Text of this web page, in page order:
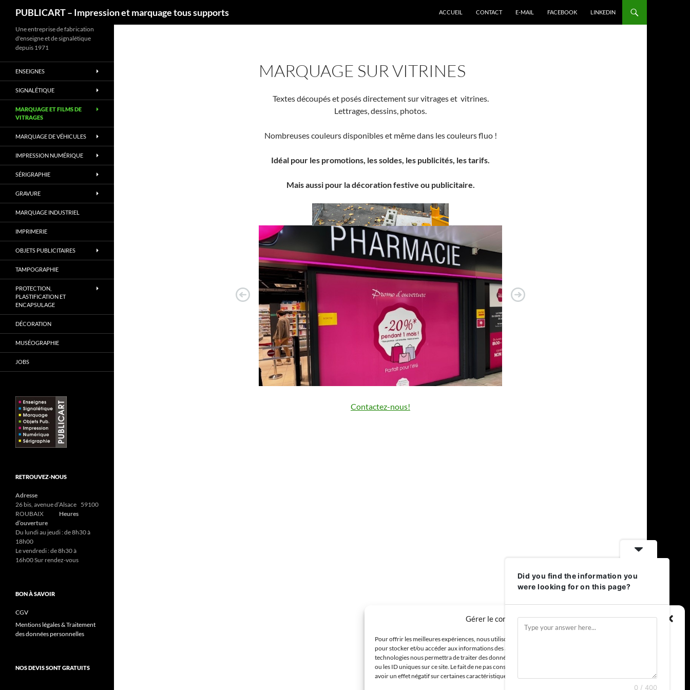
Gérer le consentement aux cookies
Pour offrir les meilleures expériences, nous utilisons des technologies telles que les cookies
pour stocker et/ou accéder aux informations des appareils. Le fait de consentir à ces
technologies nous permettra de traiter des données telles que le comportement de navigation
ou les ID uniques sur ce site. Le fait de ne pas consentir ou de retirer son consentement peut
avoir un effet négatif sur certaines caractéristiques et fonctions.
Aller
PUBLICART – Impression et marquage tous supports ACCUEIL CONTACT E-MAIL FACEBOOK LINKEDIN
MARQUAGE SUR VITRINES
Textes découpés et posés directement sur vitrages et vitrines.
Lettrages, dessins, photos.
Nombreuses couleurs disponibles et même dans les couleurs fluo !
Idéal pour les promotions, les soldes, les publicités, les tarifs.
Mais aussi pour la décoration festive ou publicitaire.
Contactez-nous!
Une entreprise de fabrication
d'enseigne et de signalétique
depuis 1971
ENSEIGNES
SIGNALÉTIQUE
MARQUAGE ET FILMS DE
VITRAGES
MARQUAGE DE VÉHICULES
IMPRESSION NUMÉRIQUE
SÉRIGRAPHIE
GRAVURE
MARQUAGE INDUSTRIEL
IMPRIMERIE
OBJETS PUBLICITAIRES
TAMPOGRAPHIE
PROTECTION,
PLASTIFICATION ET
ENCAPSULAGE
DÉCORATION
MUSÉOGRAPHIE
JOBS
RETROUVEZ-NOUS
Adresse
26 bis, avenue d’Alsace 59100
ROUBAIX Heures
d’ouverture
Du lundi au jeudi : de 8h30 à
18h00
Le vendredi : de 8h30 à
16h00 Sur rendez-vous
BON À SAVOIR
CGV
Mentions légales & Traitement
des données personnelles
NOS DEVIS SONT GRATUITS
Did you find the information you
were looking for on this page?
0 / 400